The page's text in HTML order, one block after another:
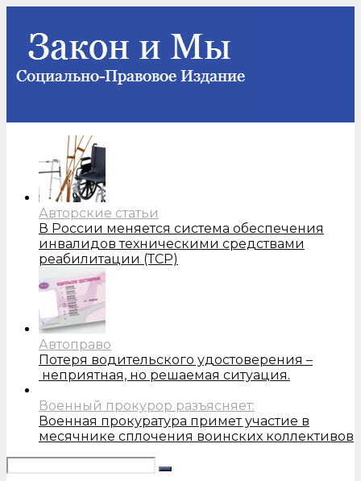
Авторские статьи
В России меняется система обеспечения
инвалидов техническими средствами
реабилитации (ТСР)
Автоправо
Потеря водительского удостоверения –
неприятная, но решаемая ситуация.
Военный прокурор разъясняет:
Военная прокуратура примет участие в
месячнике сплочения воинских коллективов